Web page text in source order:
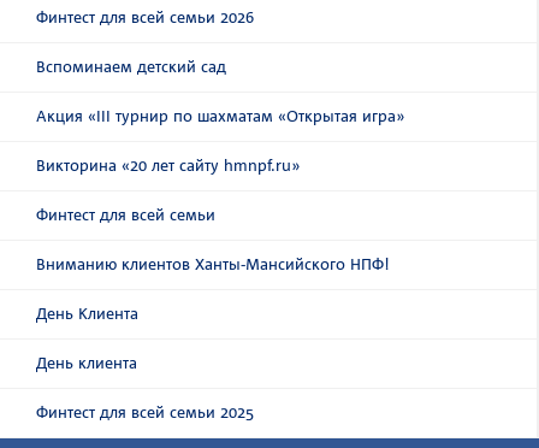
Финтест для всей семьи 2026
Вспоминаем детский сад
Акция «III турнир по шахматам «Открытая игра»
Викторина «20 лет сайту hmnpf.ru»
Финтест для всей семьи
Вниманию клиентов Ханты-Мансийского НПФ!
День Клиента
День клиента
Финтест для всей семьи 2025